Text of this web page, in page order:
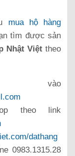
mua hộ hàng
tìm được sản
Nhật Việt theo
vào
theo link
dathang
0983.1315.28